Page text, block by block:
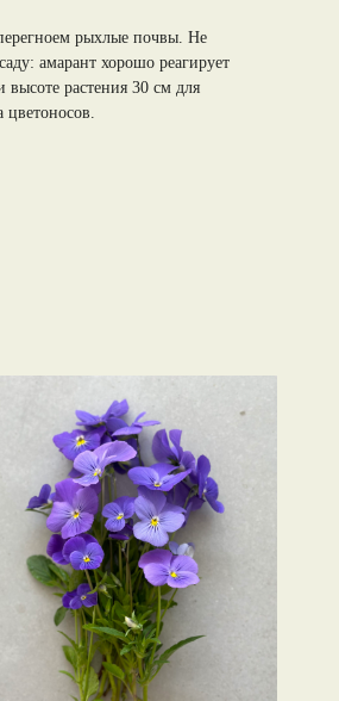
рыхлые почвы. Не
амарант хорошо реагирует
растения 30 см для